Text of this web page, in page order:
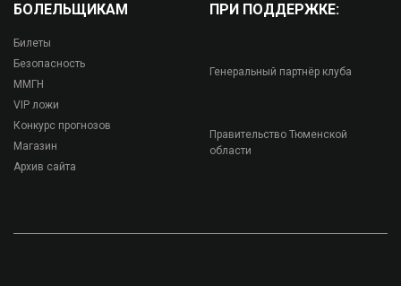
БОЛЕЛЬЩИКАМ
Билеты
Безопасность
ММГН
VIP ложи
Конкурс прогнозов
Магазин
Архив сайта
ПРИ ПОДДЕРЖКЕ:
Генеральный партнёр клуба
Правительство Тюменской
области